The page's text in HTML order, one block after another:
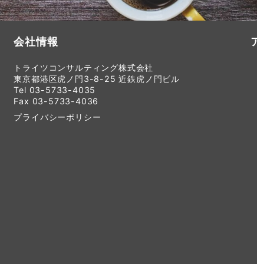
会社情報
トライツコンサルティング株式会社
東京都港区虎ノ門3-8-25 近鉄虎ノ門ビル
Tel 03-5733-4035
Fax 03-5733-4036
プライバシーポリシー